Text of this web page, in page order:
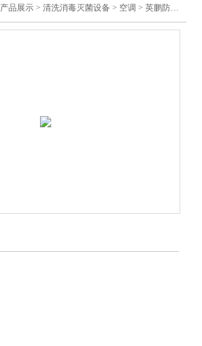
产品展示 >清洗消毒灭菌设备 > 空调 > 英鹏防腐空调